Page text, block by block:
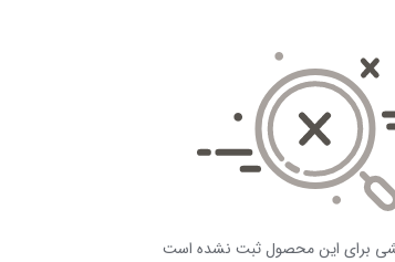
برای این محصول ثبت نشده است